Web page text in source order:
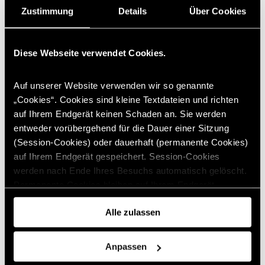
Zustimmung Details Über Cookies
Diese Webseite verwendet Cookies.
Auf unserer Website verwenden wir so genannte
„Cookies“. Cookies sind kleine Textdateien und richten
auf Ihrem Endgerät keinen Schaden an. Sie werden
entweder vorübergehend für die Dauer einer Sitzung
(Session-Cookies) oder dauerhaft (permanente Cookies)
auf Ihrem Endgerät gespeichert. Session-Cookies
werden nach Ende Ihres Besuchs automatisch gelöscht.
gespeichert, bis Sie diese selbst löschen oder eine
automatische Löschung durch Ihren Webbrowser erfolgt.
Teilweise können auch Cookies von Drittunternehmen auf
Alle zulassen
Anpassen
smart #5
smart #1
Finanzierung
Transporter/Vans
Der neue VLE
V-Klasse Sondermodell
Branchenlösung ab Werk
Mobilität für Hotel & Gastro
Transporter
Probefahrt vereinbaren
Mobilitätsberatung
Der neue Sprinter & der neue Vito
MB Konfigurator
LKW